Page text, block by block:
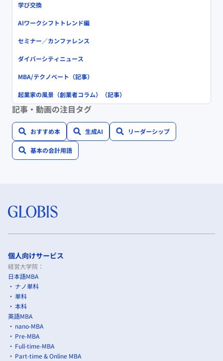
学び交換
AIワークシフトトレンド編
セミナー／カンファレンス
ダイバーシティニュース
MBA/テクノベート（記事）
起業家の風景（創業者コラム）（記事）
記事・動画の注目タグ
おすすめ本 生成AI リーダーシップ
基本の会計用語
個人向けサービス
経営大学院：
日本語MBA
ナノ単科
単科
本科
英語MBA
nano-MBA
Pre-MBA
Full-time-MBA
Part-time & Online MBA